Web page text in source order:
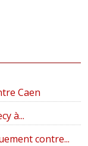
Caen
à...
contre...